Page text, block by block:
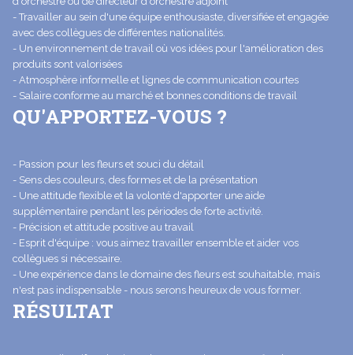
- Travailler au sein d'une équipe enthousiaste, diversifiée et engagée
avec des collègues de différentes nationalités.
- Un environnement de travail où vos idées pour l'amélioration des
produits sont valorisées
- Atmosphère informelle et lignes de communication courtes
- Salaire conforme au marché et bonnes conditions de travail
QU'APPORTEZ-VOUS ?
- Passion pour les fleurs et souci du détail
- Sens des couleurs, des formes et de la présentation
- Une attitude flexible et la volonté d'apporter une aide
supplémentaire pendant les périodes de forte activité.
- Précision et attitude positive au travail
- Esprit d'équipe : vous aimez travailler ensemble et aider vos
collègues si nécessaire.
- Une expérience dans le domaine des fleurs est souhaitable, mais
n'est pas indispensable - nous serons heureux de vous former.
RÉSULTAT